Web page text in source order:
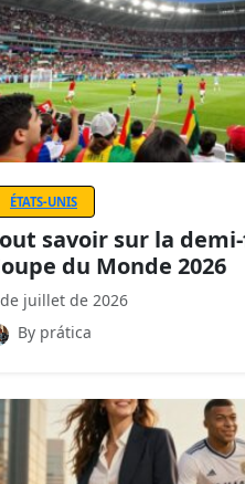
ÉTATS-UNIS
savoir sur la
du Monde 2026
juillet de 2026
By prática